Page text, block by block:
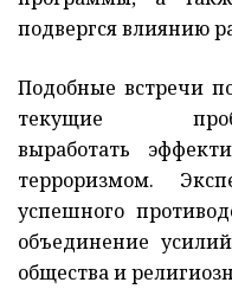
подвергся влиянию
Подобные встречи
текущие
выработать
терроризмом.
успешного
объединение
общества и